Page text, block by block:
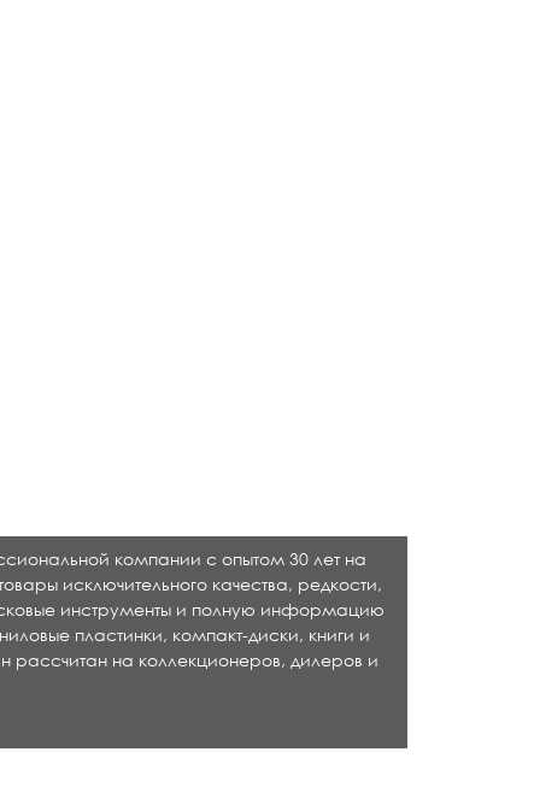
компании с опытом 30 лет на
исключительного качества, редкости,
инструменты и полную информацию
пластинки, компакт-диски, книги и
рассчитан на коллекционеров, дилеров и